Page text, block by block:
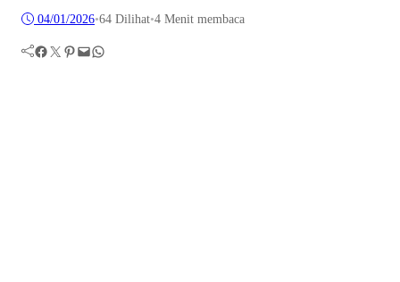
04/01/2026•64 Dilihat•4 Menit membaca
Facebook Twitter Pinterest Mail WhatsApp